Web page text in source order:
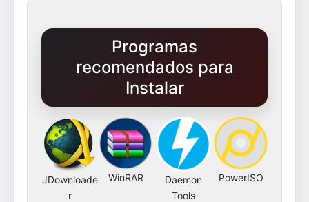
Programas
recomendados para
Instalar
JDownloade
r
WinRAR
Daemon
Tools
PowerISO